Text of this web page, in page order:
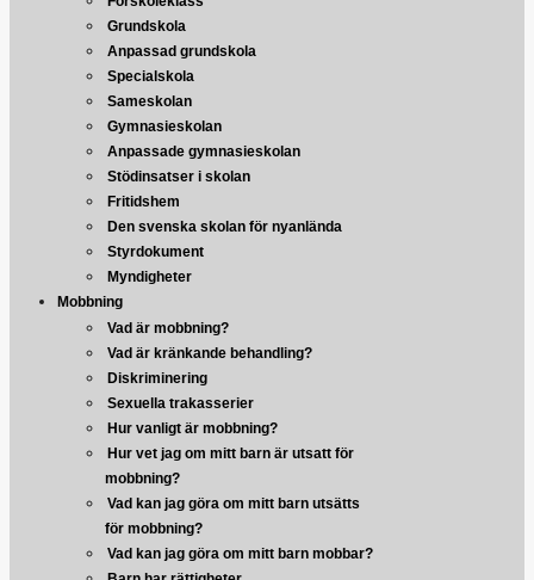
Grundskola
Anpassad grundskola
Specialskola
Sameskolan
Gymnasieskolan
Anpassade gymnasieskolan
Stödinsatser i skolan
Fritidshem
Den svenska skolan för nyanlända
Styrdokument
Myndigheter
Mobbning
Vad är mobbning?
Vad är kränkande behandling?
Diskriminering
Sexuella trakasserier
Hur vanligt är mobbning?
Hur vet jag om mitt barn är utsatt för
mobbning?
Vad kan jag göra om mitt barn utsätts
för mobbning?
Vad kan jag göra om mitt barn mobbar?